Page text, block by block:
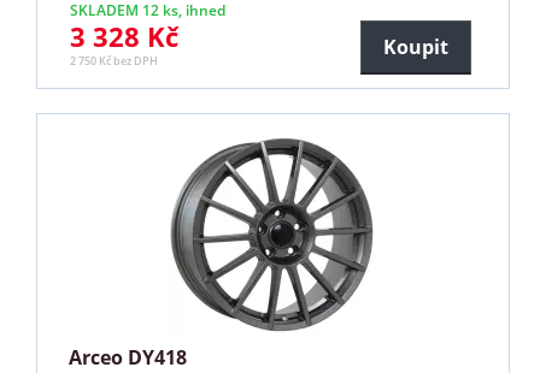
SKLADEM 12 ks, ihned
3 328 Kč
2 750 Kč bez DPH
Koupit
Arceo DY418